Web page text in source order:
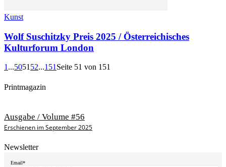
Kunst
Wolf Suschitzky Preis 2025 / Österreichisches
Kulturforum London
1 ...5051 52...151 Seite 51 von 151
Printmagazin
Ausgabe / Volume #56
Erschienen im September 2025
Newsletter
Email*